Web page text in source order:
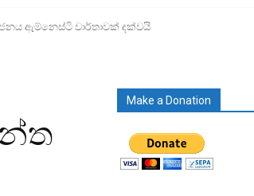
ඇම්නෙස්ටි වාර්තාවක් දක්වයි
Make a Donation